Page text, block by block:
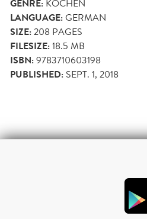
GENRE: KOCHEN
LANGUAGE:GERMAN
SIZE:208 PAGES
FILESIZE:18.5 MB
ISBN:9783710603198
PUBLISHED: SEPT. 1, 2018